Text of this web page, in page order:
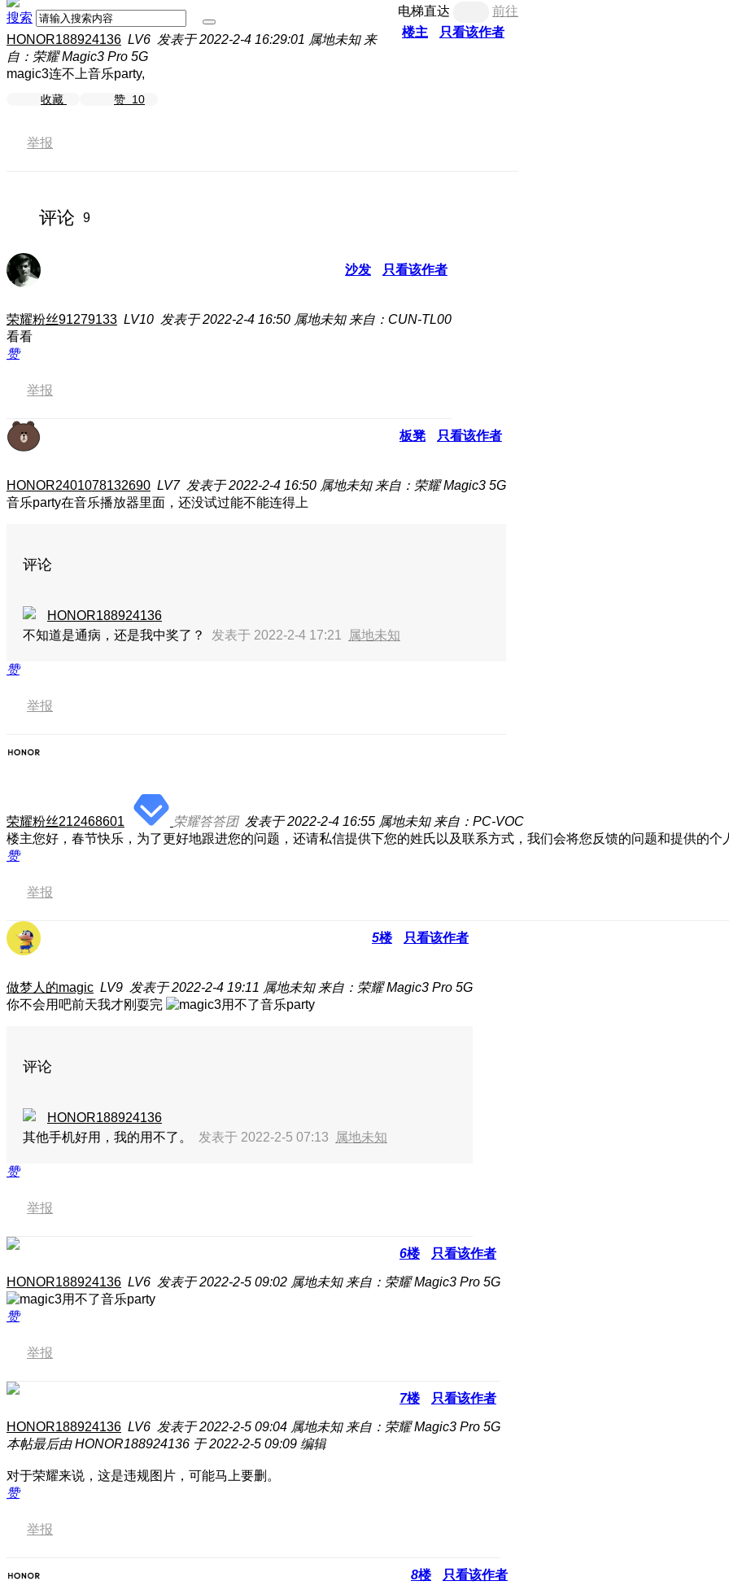
搜索 电梯直达
前往
楼主
只看该作者
HONOR188924136 LV6 发表于 2022-2-4 16:29:01 属地未知 来
自：荣耀 Magic3 Pro 5G
magic3连不上音乐party,
收藏 赞 10
举报
评论 9
沙发 只看该作者
荣耀粉丝91279133 LV10 发表于 2022-2-4 16:50 属地未知 来自：CUN-TL00
看看
赞
举报
板凳 只看该作者
HONOR2401078132690 LV7 发表于 2022-2-4 16:50 属地未知 来自：荣耀 Magic3 5G
音乐party在音乐播放器里面，还没试过能不能连得上
评论
HONOR188924136
不知道是通病，还是我中奖了？ 发表于 2022-2-4 17:21 属地未知
赞
举报
荣耀粉丝212468601 荣耀答答团 发表于 2022-2-4 16:55 属地未知 来自：PC-VOC
楼主您好，春节快乐，为了更好地跟进您的问题，还请私信提供下您的姓氏以及联系方式，我们会将您反馈的问题和提供的
赞
举报
5楼 只看该作者
做梦人的magic LV9 发表于 2022-2-4 19:11 属地未知 来自：荣耀 Magic3 Pro 5G
你不会用吧前天我才刚耍完
评论
HONOR188924136
其他手机好用，我的用不了。 发表于 2022-2-5 07:13 属地未知
赞
举报
6楼 只看该作者
HONOR188924136 LV6 发表于 2022-2-5 09:02 属地未知 来自：荣耀 Magic3 Pro 5G
赞
举报
7楼 只看该作者
HONOR188924136 LV6 发表于 2022-2-5 09:04 属地未知 来自：荣耀 Magic3 Pro 5G
本帖最后由 HONOR188924136 于 2022-2-5 09:09 编辑
对于荣耀来说，这是违规图片，可能马上要删。
赞
举报
8楼 只看该作者